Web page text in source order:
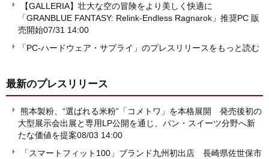
【GALLERIA】壮大な空の冒険をより美しく快適に
「GRANBLUE FANTASY: Relink-Endless Ragnarok」推奨PC 販
売開始07/31 14:00
「PC-ハードウェア・サプライ」のプレスリリースをもっと読む
最新のプレスリリース
熊本製粉、“選ばれる米粉”「コメトワ」を本格展開 発売後初の
大型展示会出展と専用LP公開を通じ、パン・スイーツ分野へ新
たな価値を提案08/03 14:00
「スマートフィット100」ブランド九州初出店 長崎県佐世保市